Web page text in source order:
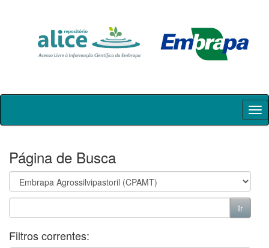
Skip
Página de Busca
Filtros correntes: